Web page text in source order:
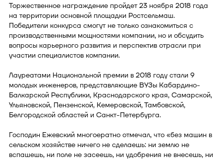
Торжественное награждение пройдет 23 ноября 2018 года
на территории основной площадки Ростсельмаш.
Победители конкурса смогут не только ознакомиться с
производственными мощностями компании, но и обсудить
вопросы карьерного развития и перспектив отрасли при
участии специалистов компании.
Лауреатами Национальной премии в 2018 году стали 9
молодых инженеров, представляющие ВУЗы Кабардино-
Балкарской Республики, Краснодарского края, Самарской,
Ульяновской, Пензенской, Кемеровской, Тамбовской,
Белгородской областей и Санкт-Петербурга.
Господин Ежевский многоератно отмечал, что «без машин в
сельском хозяйстве ничего не сделаешь: ни землю не
вспашешь, ни поле не засеешь, ни удобрения не внесешь, ни